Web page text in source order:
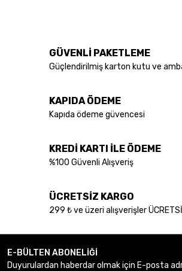
GÜVENLİ PAKETLEME
Güçlendirilmiş karton kutu ve
KAPIDA ÖDEME
Kapıda ödeme güvencesi
KREDİ KARTI İLE ÖDEME
%100 Güvenli Alışveriş
ÜCRETSİZ KARGO
299 ₺ ve üzeri alışverişler
E-BÜLTEN ABONELİĞİ
Duyurulardan haberdar olmak için E-posta